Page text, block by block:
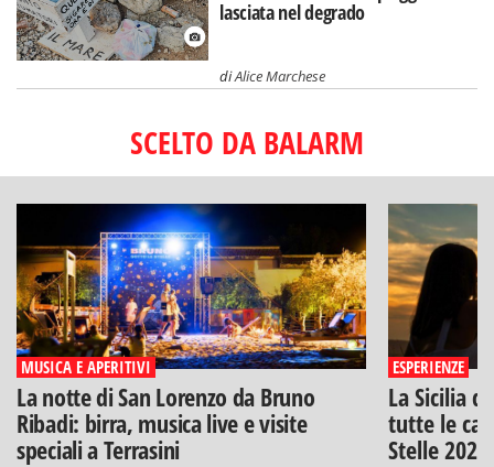
lasciata nel degrado
diAlice Marchese
SCELTO DA BALARM
MUSICA E APERITIVI
La notte di San Lorenzo da Bruno
Ribadi: birra, musica live e visite
speciali a Terrasini
ESPERIENZE
La Sicilia
tutte le
Stelle